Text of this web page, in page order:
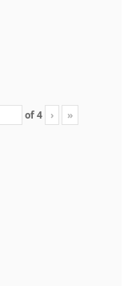
of4 › »